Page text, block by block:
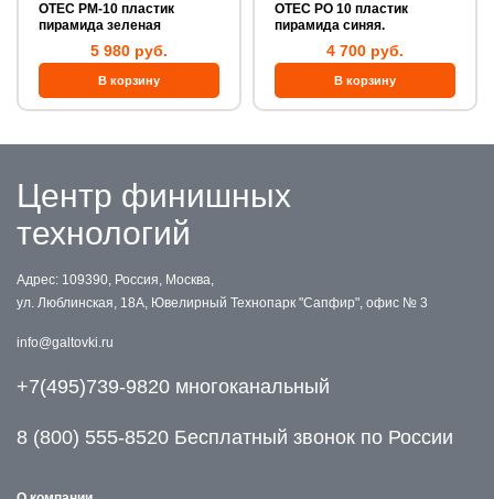
OTEC PM-10 пластик
пирамида зеленая
5 980 руб.
OTEC PO 10 пластик
пирамида синяя.
4 700 руб.
Центр финишных
технологий
Адрес: 109390, Россия, Москва,
ул. Люблинская, 18А, Ювелирный Технопарк "Сапфир", офис № 3
info@galtovki.ru
+7(495)739-9820 многоканальный
8 (800) 555-8520 Бесплатный звонок по России